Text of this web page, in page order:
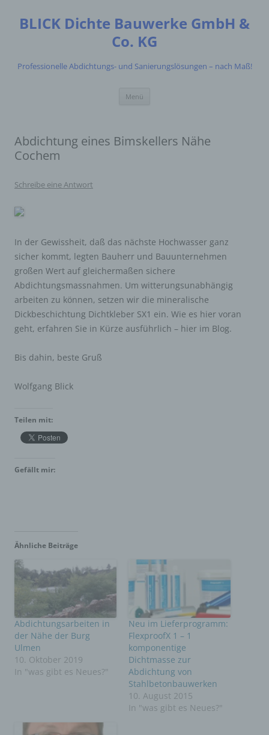
springen
BLICK Dichte Bauwerke GmbH &
Co. KG
Professionelle Abdichtungs- und Sanierungslösungen – nach Maß!
Menü
Abdichtung eines Bimskellers Nähe
Cochem
Schreibe eine Antwort
In der Gewissheit, daß das nächste Hochwasser ganz
sicher kommt, legten Bauherr und Bauunternehmen
großen Wert auf gleichermaßen sichere
Abdichtungsmassnahmen. Um witterungsunabhängig
arbeiten zu können, setzen wir die mineralische
Dickbeschichtung Dichtkleber SX1 ein. Wie es hier voran
geht, erfahren Sie in Kürze ausführlich – hier im Blog.
Bis dahin, beste Gruß
Wolfgang Blick
Teilen mit:
Gefällt mir:
Ähnliche Beiträge
Abdichtungsarbeiten in
der Nähe der Burg
Ulmen
10. Oktober 2019
In "was gibt es Neues?"
Neu im Lieferprogramm:
FlexproofX 1 – 1
komponentige
Dichtmasse zur
Abdichtung von
Stahlbetonbauwerken
10. August 2015
In "was gibt es Neues?"